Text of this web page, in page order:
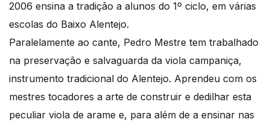
2006 ensina a tradição a alunos do 1º ciclo, em várias
escolas do Baixo Alentejo.
Paralelamente ao cante, Pedro Mestre tem trabalhado
na preservação e salvaguarda da viola campaniça,
instrumento tradicional do Alentejo. Aprendeu com os
mestres tocadores a arte de construir e dedilhar esta
peculiar viola de arame e, para além de a ensinar nas